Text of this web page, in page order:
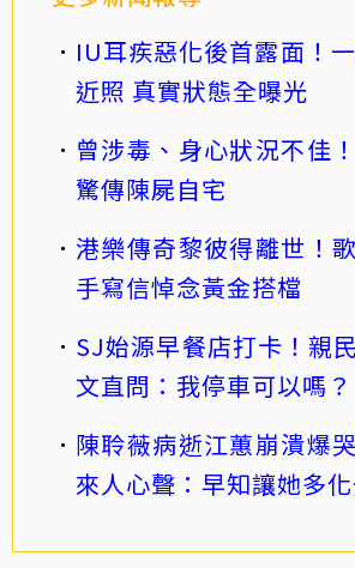
IU耳疾惡化後首露面！
近照 真實狀態全曝光
曾涉毒、身心狀況不佳
驚傳陳屍自宅
港樂傳奇黎彼得離世！
手寫信悼念黃金搭檔
SJ始源早餐店打卡！親
文直問：我停車可以嗎？
陳聆薇病逝江蕙崩潰爆
來人心聲：早知讓她多